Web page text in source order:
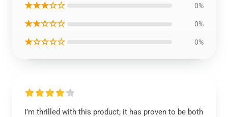
★★★☆☆ 0%
★★☆☆☆ 0%
★☆☆☆☆ 0%
I’m thrilled with this product; it has proven to be both